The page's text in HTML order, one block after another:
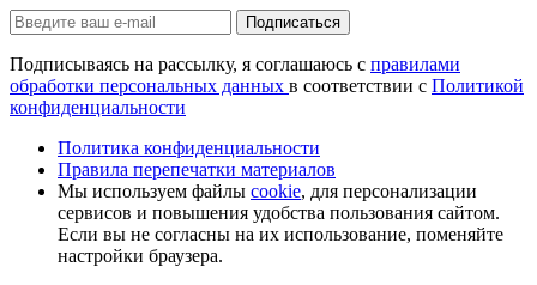
Подписаться
Подписываясь на рассылку, я соглашаюсь с правилами
обработки персональных данных в соответствии с Политикой
конфиденциальности
Политика конфиденциальности
Правила перепечатки материалов
Мы используем файлы cookie, для персонализации
сервисов и повышения удобства пользования сайтом.
Если вы не согласны на их использование, поменяйте
настройки браузера.